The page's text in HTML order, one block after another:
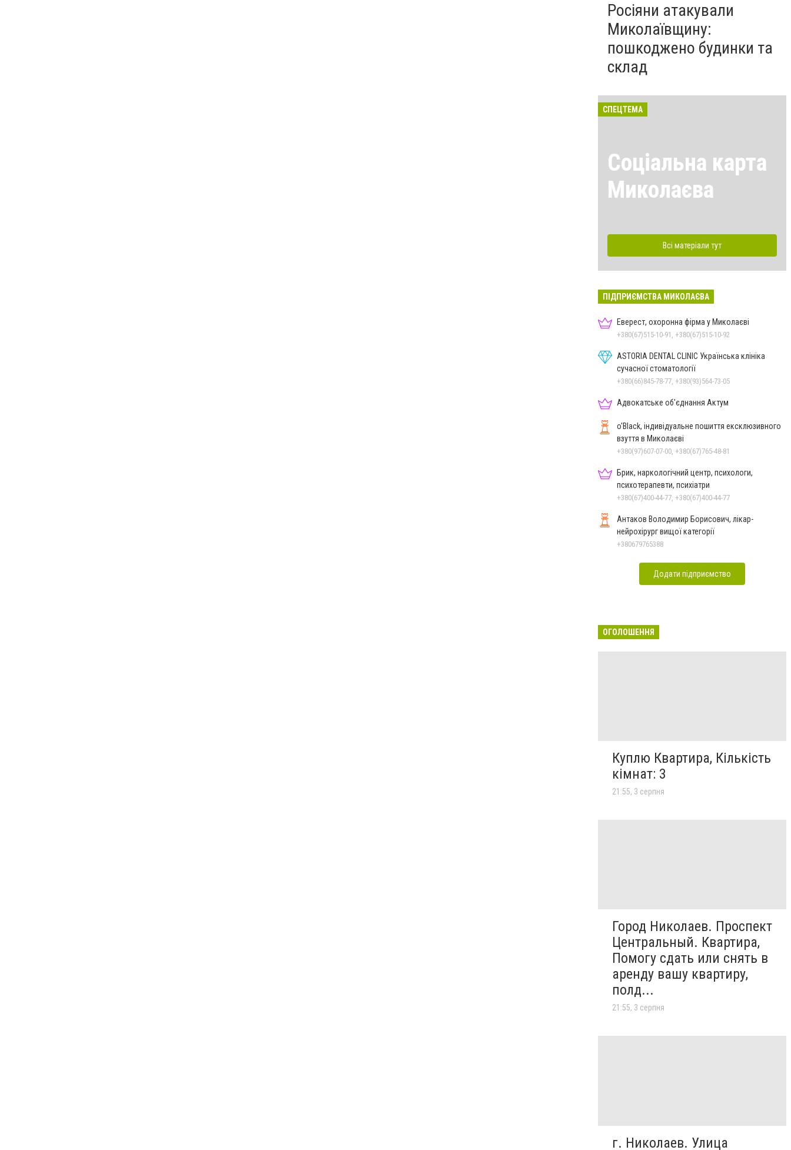
Росіяни атакували
Миколаївщину:
пошкоджено будинки та
склад
СПЕЦТЕМА
Соціальна карта
Миколаєва
Всі матеріали тут
ПІДПРИЄМСТВА МИКОЛАЄВА
Еверест, охоронна фірма у Миколаєві
+380(67)515-10-91, +380(67)515-10-92
ASTORIA DENTAL CLINIC Українська клініка
сучасної стоматології
+380(66)845-78-77, +380(93)564-73-05
Адвокатське об'єднання Актум
o'Black, індивідуальне пошиття ексклюзивного
взуття в Миколаєві
+380(97)607-07-00, +380(67)765-48-81
Брик, наркологічний центр, психологи,
психотерапевти, психіатри
+380(67)400-44-77, +380(67)400-44-77
Антаков Володимир Борисович, лікар-
нейрохірург вищої категорії
+380679765388
Додати підприємство
ОГОЛОШЕННЯ
Куплю Квартира, Кількість
кімнат: 3
21:55, 3 серпня
Город Николаев. Проспект
Центральный. Квартира,
Помогу сдать или снять в
аренду вашу квартиру,
полд...
21:55, 3 серпня
г. Николаев. Улица